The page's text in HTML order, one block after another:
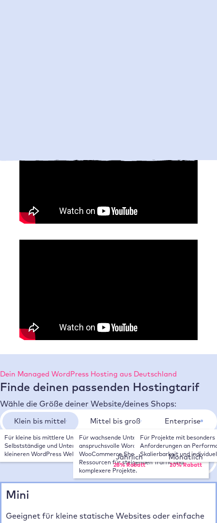
Dein Managed WordPress Hosting aus Deutschland
Finde deinen passenden Hostingtarif
Wähle die Größe deiner Website/deines Shops:
Klein bis mittel
Für kleine bis mittlere Unternehmen,
Selbstständige und Unternehmen mit
kleineren WordPress Websites.
Mittel bis groß
Für wachsende Unternehmen,
anspruchsvolle WordPress Websites und
WooCommerce Shops. Mehr Leistung und
Ressourcen für steigenden Traffic und
komplexere Projekte.
Enterprise
Für Projekte mit besonders
Anforderungen an
Skalierbarkeit und
Wähle deinen Zahlungsrhythmus:
Jährlich
28% Rabatt
Monatlich
20% Rabatt
Mini
Geeignet für kleine statische Websites oder einfache